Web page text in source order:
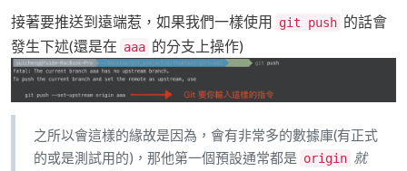
接著要推送到遠端惹，如果我們一樣使用 git push 的話會
發生下述(還是在 aaa 的分支上操作)
之所以會這樣的緣故是因為，會有非常多的數據庫(有正式
的或是測試用的)，那他第一個預設通常都是 origin 就